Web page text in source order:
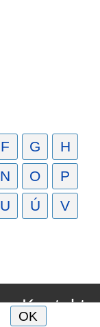
F G
H
N O
P
U Ú
V
Kontakt
OK